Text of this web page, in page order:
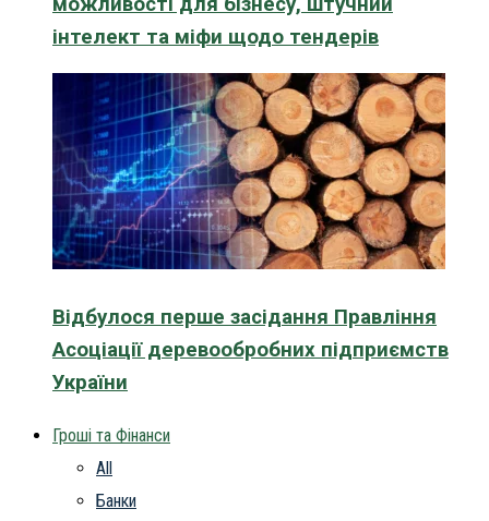
інтелект та міфи щодо тендерів
Відбулося перше засідання Правління
Асоціації деревообробних підприємств
України
Гроші та Фінанси
All
Банки